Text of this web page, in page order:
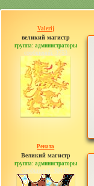
Valerij
великий магистр
группа: администраторы
сообщений: 3753
Рената
Великий магистр
группа: администраторы
сообщений: 30442